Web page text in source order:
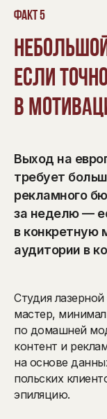
Факт 5
если
в
Выход на
требует
рекламного
за неделю —
в конкретную
аудитории в
Студия
мастер,
по домашней
контент и
на основе
польских
эпиляцию.